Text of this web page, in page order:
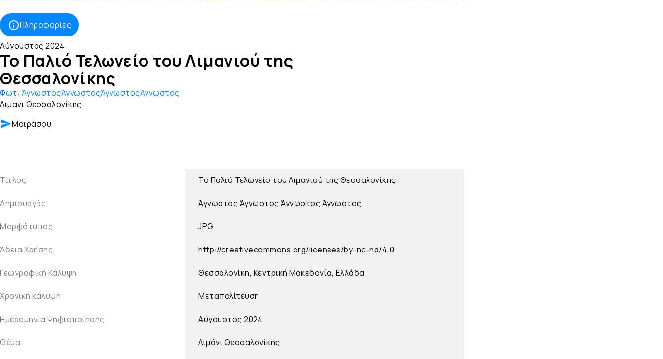
Πληροφορίες
Αύγουστος 2024
Το Παλιό Τελωνείο του Λιμανιού της
Θεσσαλονίκης
Φωτ: ΆγνωστοςΆγνωστοςΆγνωστοςΆγνωστος
Λιμάνι Θεσσαλονίκης
Μοιράσου
Τίτλος Το Παλιό Τελωνείο του Λιμανιού της Θεσσαλονίκης
Δημιουργός Άγνωστος Άγνωστος Άγνωστος Άγνωστος
Μορφότυπος JPG
Άδεια Χρήσης http://creativecommons.org/licenses/by-nc-nd/4.0
Γεωγραφική Κάλυψη Θεσσαλονίκη, Κεντρική Μακεδονία, Ελλάδα
Χρονική κάλυψη Μεταπολίτευση
Ημερομηνία Ψηφιοποίησης Αύγουστος 2024
Θέμα Λιμάνι Θεσσαλονίκης